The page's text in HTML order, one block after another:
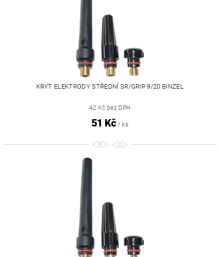
KRYT ELEKTRODY STŘEDNÍ SR/GRIP 9/20 BINZEL
42 Kč bez DPH
51 Kč / ks